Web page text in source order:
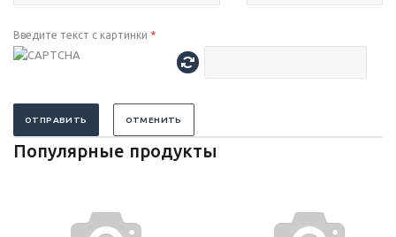
Введите текст с картинки *
ОТПРАВИТЬ ОТМЕНИТЬ
Популярные продукты